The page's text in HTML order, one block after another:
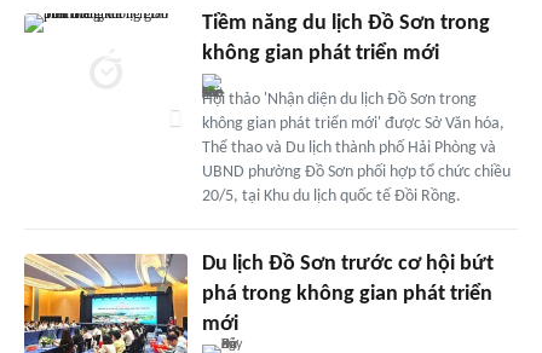
Tiềm năng du lịch Đồ Sơn trong
không gian phát triển mới
Hội thảo 'Nhận diện du lịch Đồ Sơn trong
không gian phát triển mới' được Sở Văn hóa,
Thể thao và Du lịch thành phố Hải Phòng và
UBND phường Đồ Sơn phối hợp tổ chức chiều
20/5, tại Khu du lịch quốc tế Đồi Rồng.
Du lịch Đồ Sơn trước cơ hội bứt
phá trong không gian phát triển
mới